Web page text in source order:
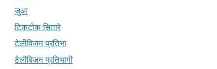
जुआ
टिकटोक सितारे
टेलीविजन प्रतिभा
टेलीविजन प्रतिभागी